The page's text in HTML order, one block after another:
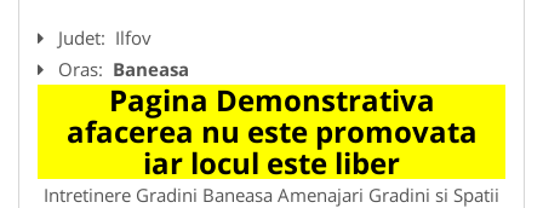
Judet: Ilfov
Oras: Baneasa
Pagina Demonstrativa
afacerea nu este promovata
iar locul este liber
Intretinere Gradini Baneasa Amenajari Gradini si Spatii